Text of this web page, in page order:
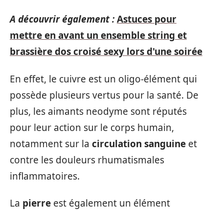
A découvrir également :Astuces pour
mettre en avant un ensemble string et
brassière dos croisé sexy lors d'une soirée
En effet, le cuivre est un oligo-élément qui
possède plusieurs vertus pour la santé. De
plus, les aimants neodyme sont réputés
pour leur action sur le corps humain,
notamment sur la circulation sanguine et
contre les douleurs rhumatismales
inflammatoires.
La pierre est également un élément